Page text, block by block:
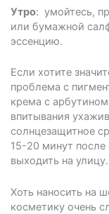
Утро: умойтесь,
или бумажной
эссенцию.
Если хотите
проблема с
крема с
впитывания
солнцезащитное
15-20 минут
выходить на улицу.
Хоть наносить на
косметику очень